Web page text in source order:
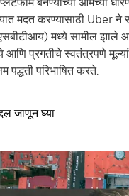
मदत करण्यासाठी Uber ने
मध्ये सामील झाले
आणि प्रगतीचे स्वतंत्रपणे
पद्धती परिभाषित करते.
जाणून घ्या